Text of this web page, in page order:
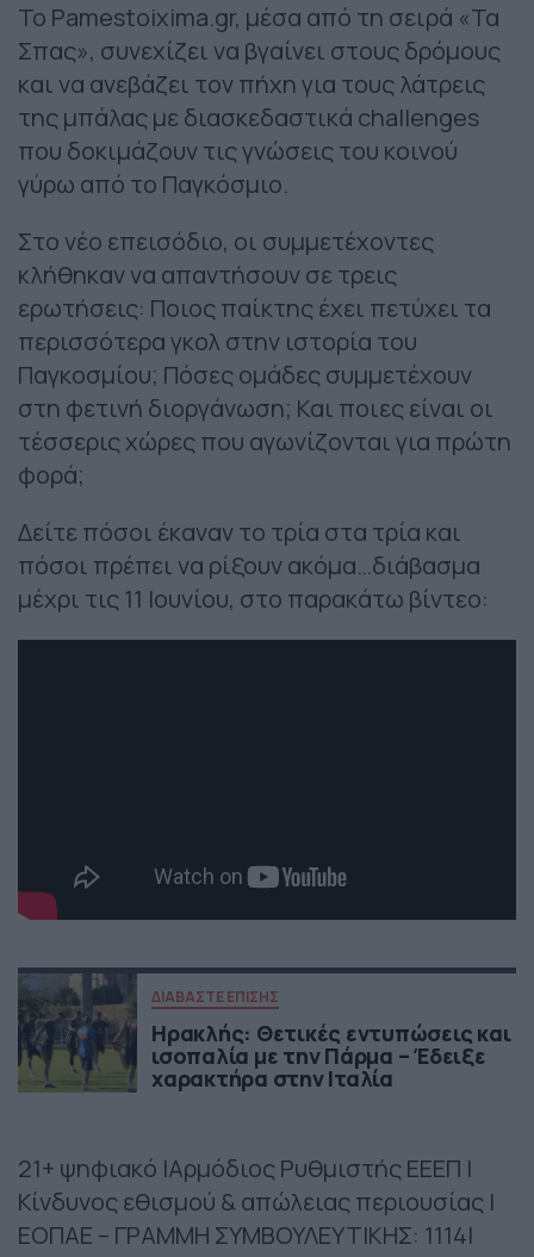
Το Pamestoixima.gr, μέσα από τη σειρά «Τα
Σπας», συνεχίζει να βγαίνει στους δρόμους
και να ανεβάζει τον πήχη για τους λάτρεις
της μπάλας με διασκεδαστικά challenges
που δοκιμάζουν τις γνώσεις του κοινού
γύρω από το Παγκόσμιο.
Στο νέο επεισόδιο, οι συμμετέχοντες
κλήθηκαν να απαντήσουν σε τρεις
ερωτήσεις: Ποιος παίκτης έχει πετύχει τα
περισσότερα γκολ στην ιστορία του
Παγκοσμίου; Πόσες ομάδες συμμετέχουν
στη φετινή διοργάνωση; Και ποιες είναι οι
τέσσερις χώρες που αγωνίζονται για πρώτη
φορά;
Δείτε πόσοι έκαναν το τρία στα τρία και
πόσοι πρέπει να ρίξουν ακόμα…διάβασμα
μέχρι τις 11 Ιουνίου, στο παρακάτω βίντεο:
ΔΙΑΒΑΣΤΕ ΕΠΙΣΗΣ
Ηρακλής: Θετικές εντυπώσεις και
ισοπαλία με την Πάρμα – Έδειξε
χαρακτήρα στην Ιταλία
21+ ψηφιακό |Αρμόδιος Ρυθμιστής ΕΕΕΠ |
Κίνδυνος εθισμού & απώλειας περιουσίας |
ΕΟΠΑΕ – ΓΡΑΜΜΗ ΣΥΜΒΟΥΛΕΥΤΙΚΗΣ: 1114|